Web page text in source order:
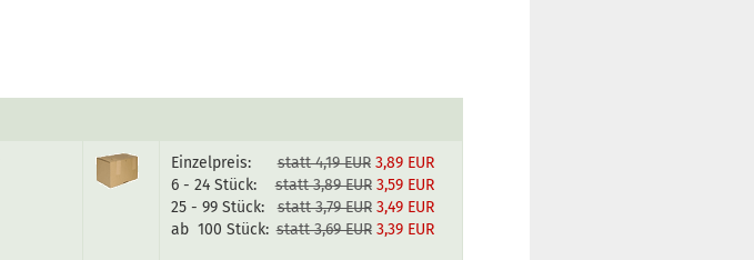
Einzelpreis: statt 4,19 EUR 3,89 EUR
6 - 24 Stück:
statt 3,89 EUR 3,59 EUR
25 - 99 Stück:
statt 3,79 EUR 3,49 EUR
ab 100 Stück: statt 3,69 EUR 3,39 EUR